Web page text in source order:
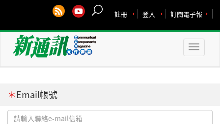
訂閱電子報
登入
註冊
Toggle
＊Email帳號